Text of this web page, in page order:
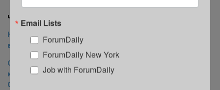
Читайте также на ForumDaily New York:
Никто туда не хочет: 20 стран мира, которые меньше
всего посещают туристы
Сколько зарабатывают руководители самых крупных
компаний мира: зарплаты Илона Маска, Тима Кука и
Сундара Пичая
Email Lists
ForumDaily
ForumDaily New York
Job with ForumDaily